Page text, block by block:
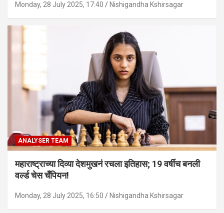
Monday, 28 July 2025, 17:40 Nishigandha Kshirsagar
ANALYSER TEAM
महाराष्ट्राच्या दिव्या देशमुखनं रचला इतिहास; 19 वर्षीच बनली
वर्ल्ड चेस चँपियन!
Monday, 28 July 2025, 16:50 Nishigandha Kshirsagar